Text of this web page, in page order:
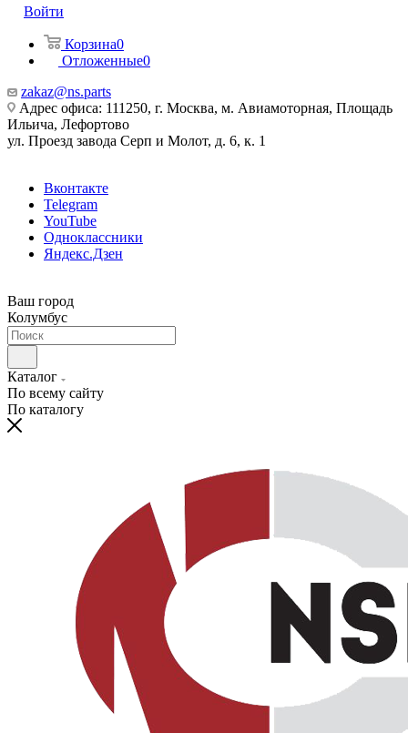
Войти
Корзина0
Отложенные0
zakaz@ns.parts
Адрес офиса: 111250, г. Москва, м. Авиамоторная, Площадь
Ильича, Лефортово
ул. Проезд завода Серп и Молот, д. 6, к. 1
Вконтакте
Telegram
YouTube
Одноклассники
Яндекс.Дзен
Ваш город
Колумбус
Каталог
По всему сайту
По каталогу